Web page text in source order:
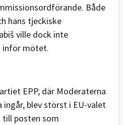
Både
hans tjeckiske
ville dock inte
inför mötet.
EPP, där Moderaterna
blev störst i EU-valet
till posten som